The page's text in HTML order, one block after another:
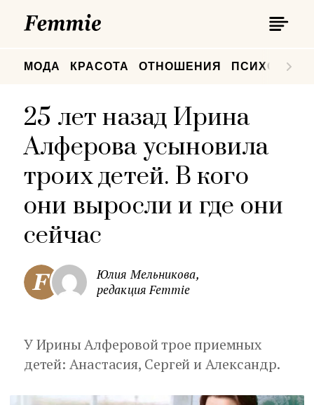
МОДА КРАСОТА ОТНОШЕНИЯ
25 лет назад Ирина
Алферова усыновила
троих детей. В кого
они выросли и где они
сейчас
Юлия Мельникова,
редакция Femmie
У Ирины Алферовой трое приемных
детей: Анастасия, Сергей и Александр.